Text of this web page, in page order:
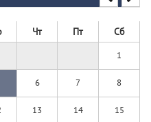
Чт Пт Сб
1
6 7 8
13 14 15